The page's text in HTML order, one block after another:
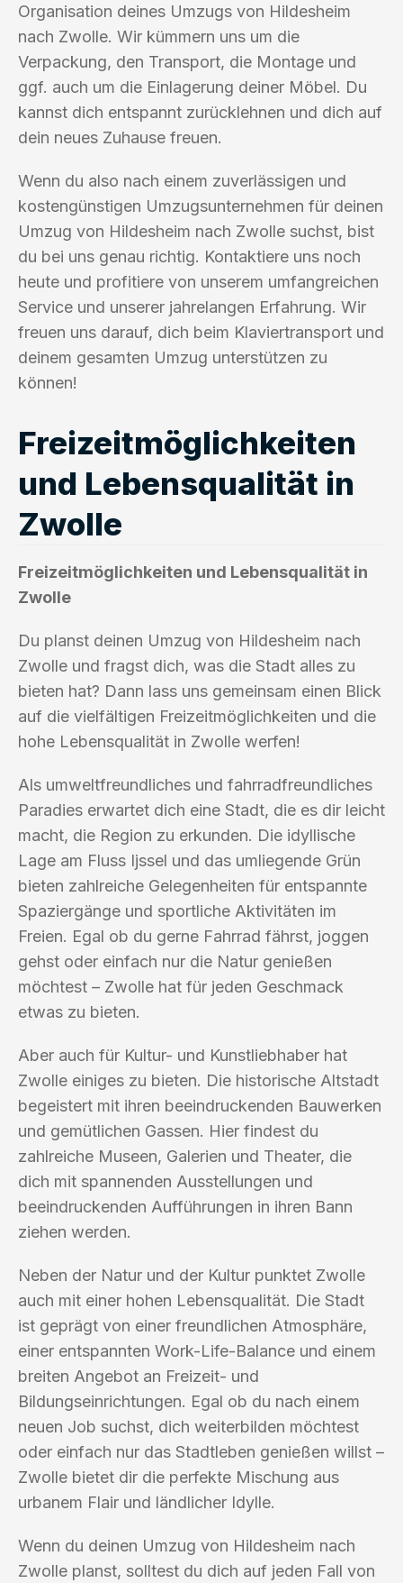
Organisation deines Umzugs von Hildesheim
nach Zwolle. Wir kümmern uns um die
Verpackung, den Transport, die Montage und
ggf. auch um die Einlagerung deiner Möbel. Du
kannst dich entspannt zurücklehnen und dich auf
dein neues Zuhause freuen.
Wenn du also nach einem zuverlässigen und
kostengünstigen Umzugsunternehmen für deinen
Umzug von Hildesheim nach Zwolle suchst, bist
du bei uns genau richtig. Kontaktiere uns noch
heute und profitiere von unserem umfangreichen
Service und unserer jahrelangen Erfahrung. Wir
freuen uns darauf, dich beim Klaviertransport und
deinem gesamten Umzug unterstützen zu
können!
Freizeitmöglichkeiten
und Lebensqualität in
Zwolle
Freizeitmöglichkeiten und Lebensqualität in
Zwolle
Du planst deinen Umzug von Hildesheim nach
Zwolle und fragst dich, was die Stadt alles zu
bieten hat? Dann lass uns gemeinsam einen Blick
auf die vielfältigen Freizeitmöglichkeiten und die
hohe Lebensqualität in Zwolle werfen!
Als umweltfreundliches und fahrradfreundliches
Paradies erwartet dich eine Stadt, die es dir leicht
macht, die Region zu erkunden. Die idyllische
Lage am Fluss Ijssel und das umliegende Grün
bieten zahlreiche Gelegenheiten für entspannte
Spaziergänge und sportliche Aktivitäten im
Freien. Egal ob du gerne Fahrrad fährst, joggen
gehst oder einfach nur die Natur genießen
möchtest – Zwolle hat für jeden Geschmack
etwas zu bieten.
Aber auch für Kultur- und Kunstliebhaber hat
Zwolle einiges zu bieten. Die historische Altstadt
begeistert mit ihren beeindruckenden Bauwerken
und gemütlichen Gassen. Hier findest du
zahlreiche Museen, Galerien und Theater, die
dich mit spannenden Ausstellungen und
beeindruckenden Aufführungen in ihren Bann
ziehen werden.
Neben der Natur und der Kultur punktet Zwolle
auch mit einer hohen Lebensqualität. Die Stadt
ist geprägt von einer freundlichen Atmosphäre,
einer entspannten Work-Life-Balance und einem
breiten Angebot an Freizeit- und
Bildungseinrichtungen. Egal ob du nach einem
neuen Job suchst, dich weiterbilden möchtest
oder einfach nur das Stadtleben genießen willst –
Zwolle bietet dir die perfekte Mischung aus
urbanem Flair und ländlicher Idylle.
Wenn du deinen Umzug von Hildesheim nach
Zwolle planst, solltest du dich auf jeden Fall von